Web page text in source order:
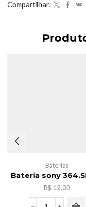
Compartilhar:
Baterias
Bateria sony
R$ 12,00